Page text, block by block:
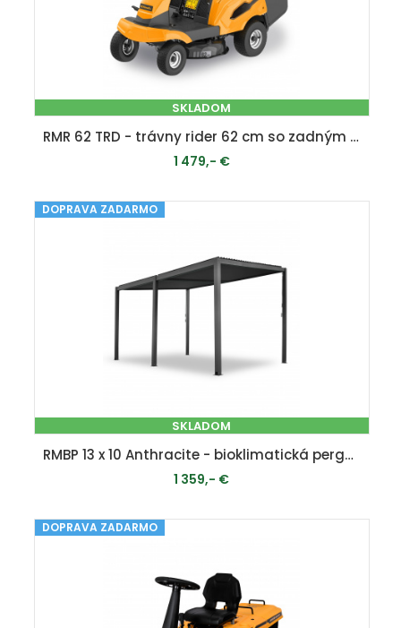
SKLADOM
RMR 62 TRD - trávny rider 62 cm so zadným vyhadzovaním
1 479,- €
PRIDAŤ DO KOŠÍKA
DOPRAVA ZADARMO
SKLADOM
RMBP 13 x 10 Anthracite - bioklimatická pergola ( 4 x 3 m )
1 359,- €
PRIDAŤ DO KOŠÍKA
DOPRAVA ZADARMO